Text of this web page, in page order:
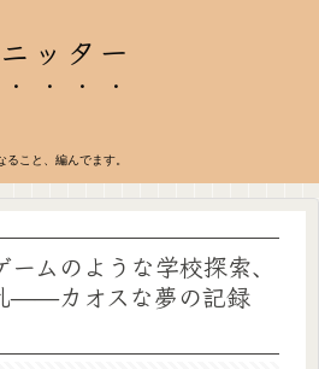
ッター
ること、編んでます。
ムのような学校探索、
——カオスな夢の記録